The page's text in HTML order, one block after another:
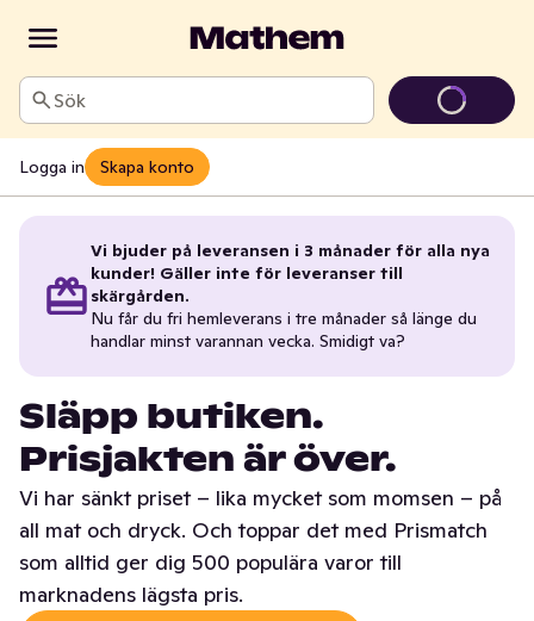
Sök
Logga in Skapa konto
Vi bjuder på leveransen i 3 månader för alla nya
kunder! Gäller inte för leveranser till
skärgården.
Nu får du fri hemleverans i tre månader så länge du
handlar minst varannan vecka. Smidigt va?
Släpp butiken.
Prisjakten är över.
Vi har sänkt priset – lika mycket som momsen – på
all mat och dryck. Och toppar det med Prismatch
som alltid ger dig 500 populära varor till
marknadens lägsta pris.